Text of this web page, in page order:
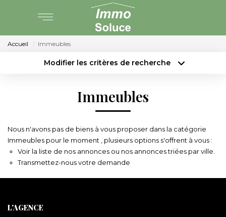
VENTE
LOCATION
Accueil Immeubles
Modifier les critères de recherche
Surface min
Budget max Plus de critères
Créer une alerte
Immeubles
Nous n'avons pas de biens à vous proposer dans la catégorie
Immeubles pour le moment , plusieurs options s'offrent à vous :
Voir la liste de nos annonces ou nos annonces triées par ville.
Transmettez-nous votre demande
L'AGENCE